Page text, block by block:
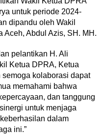
untuk periode 2024-
dipandu oleh Wakil
Aceh, Abdul Azis, SH. MH.
pelantikan H. Ali
Ketua DPRA, Ketua
kolaborasi dapat
memahami bahwa
dan tanggung
untuk menjaga
dalam
ini.”